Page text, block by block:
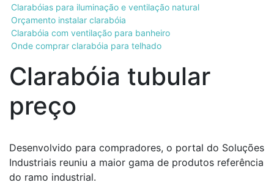
Clarabóias para iluminação e ventilação natural
Orçamento instalar clarabóia
Clarabóia com ventilação para banheiro
Onde comprar clarabóia para telhado
Clarabóia tubular
preço
Desenvolvido para compradores, o portal do Soluções
Industriais reuniu a maior gama de produtos referência
do ramo industrial.